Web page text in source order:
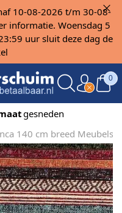
10-08-2026 t/m 30-08-
informatie. Woensdag 5
uur sluit deze dag de
0
gesneden
140 cm breed